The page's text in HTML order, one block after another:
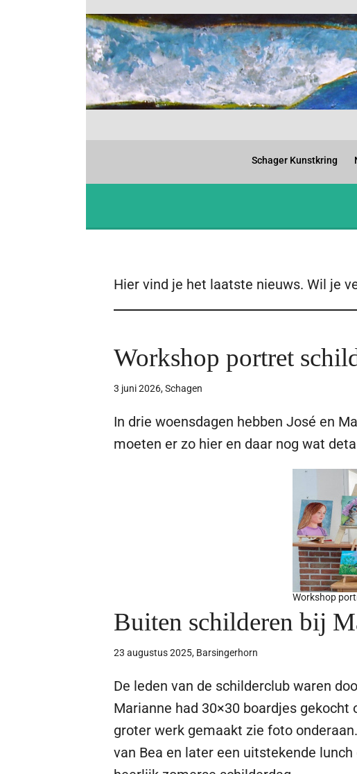
Schager Kunstkring
Hier vind je het laatste nieuws. Wil je
Workshop portret
3 juni 2026, Schagen
In drie woensdagen hebben José en
moeten er zo hier en daar nog wat
Workshop
Buiten schilderen bij
23 augustus 2025, Barsingerhorn
De leden van de schilderclub waren
Marianne had 30×30 boardjes
groter werk gemaakt zie foto
van Bea en later een uitstekende